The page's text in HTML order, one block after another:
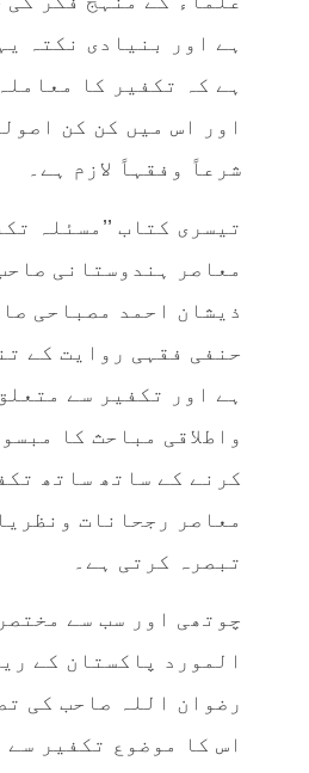
ہے اور بنیادی نکتہ
ہے کہ تکفیر کا
اور اس میں کن کن
شرعاً‌ وفقہاً‌ لازم ہے۔
تیسری کتاب ’’مسئلہ
معاصر ہندوستانی
ذیشان احمد مصباحی
حنفی فقہی روایت کے
ہے اور تکفیر سے
واطلاقی مباحث کا
کرنے کے ساتھ ساتھ
معاصر رجحانات
تبصرہ کرتی ہے۔
چوتھی اور سب سے مختصر
المورد پاکستان کے
رضوان اللہ صاحب کی
اس کا موضوع تکفیر سے